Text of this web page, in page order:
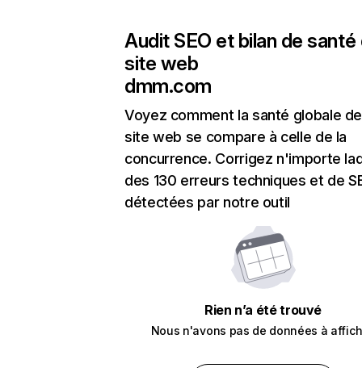
Audit SEO et bilan de santé
site web
dmm.com
Voyez comment la santé globale
site web se compare à celle de la
concurrence. Corrigez n'importe
des 130 erreurs techniques et de
détectées par notre outil
Rien n’a été trouvé
Nous n'avons pas de données à